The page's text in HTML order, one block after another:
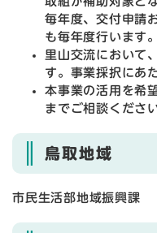
毎年度、交付申請
も毎年度行います。
里山交流において
す。事業採択にあ
本事業の活用を希
までご相談ください
鳥取地域
市民生活部地域振興課